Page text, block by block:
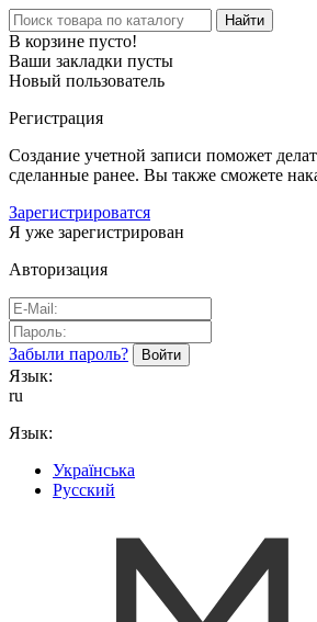
Найти
В корзине пусто!
Ваши закладки пусты
Новый пользователь
Регистрация
Создание учетной записи поможет
сделанные ранее. Вы также сможете
Зарегистрироватся
Я уже зарегистрирован
Авторизация
Забыли пароль?
Язык:
ru
Язык:
Українська
Русский